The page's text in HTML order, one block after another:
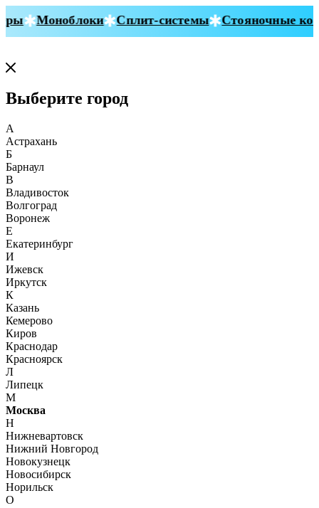
Моноблоки Сплит-системы Стояночные
Выберите город
А
Астрахань
Б
Барнаул
В
Владивосток
Волгоград
Воронеж
Е
Екатеринбург
И
Ижевск
Иркутск
К
Казань
Кемерово
Киров
Краснодар
Красноярск
Л
Липецк
М
Москва
Н
Нижневартовск
Нижний Новгород
Новокузнецк
Новосибирск
Норильск
О